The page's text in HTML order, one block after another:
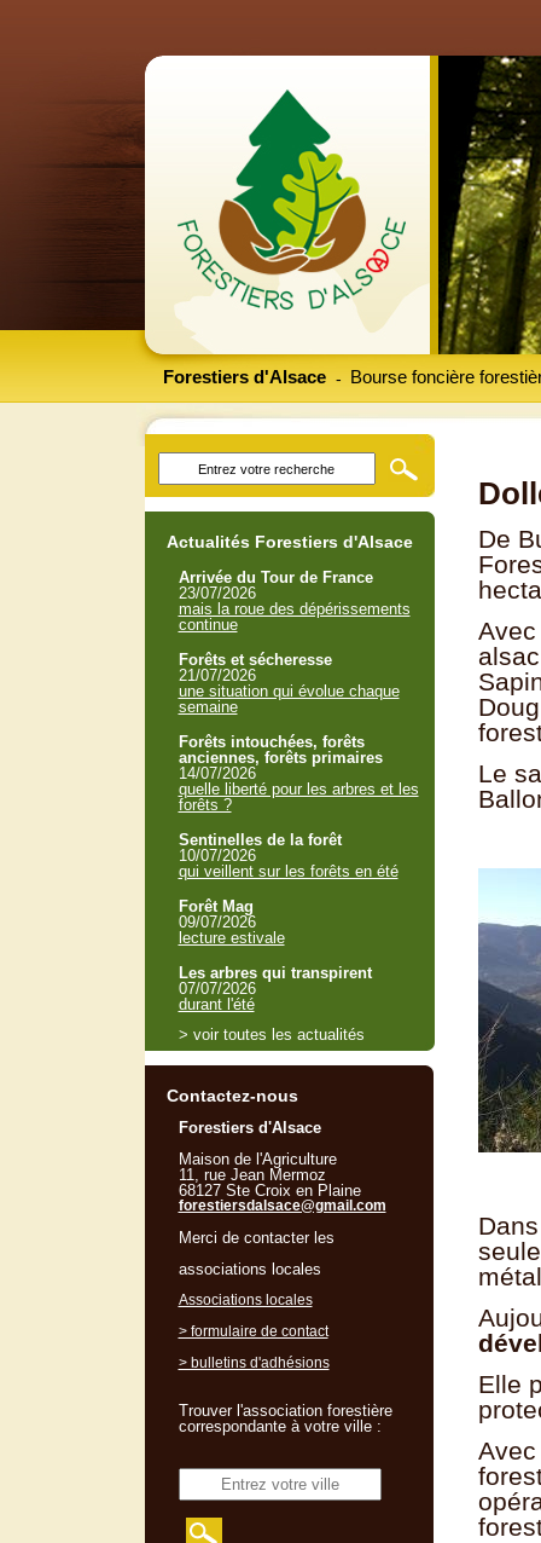
Forestiers d'Alsace Bourse foncière
-
De
Le
Elle
Actualités Forestiers d'Alsace
Arrivée du Tour de France
23/07/2026
mais la roue des dépérissements
continue
Forêts et sécheresse
21/07/2026
une situation qui évolue chaque
semaine
Forêts intouchées, forêts
anciennes, forêts primaires
14/07/2026
quelle liberté pour les arbres et les
forêts ?
Sentinelles de la forêt
10/07/2026
qui veillent sur les forêts en été
Forêt Mag
09/07/2026
lecture estivale
Les arbres qui transpirent
07/07/2026
durant l'été
> voir toutes les actualités
Contactez-nous
Forestiers d'Alsace
Maison de l'Agriculture
11, rue Jean Mermoz
68127 Ste Croix en Plaine
forestiersdalsace@gmail.com
Merci de contacter les
associations locales
Associations locales
> formulaire de contact
> bulletins d'adhésions
Trouver l'association forestière
correspondante à votre ville :